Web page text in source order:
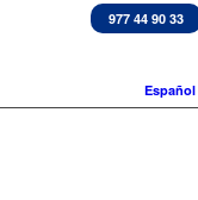
977 44 90 33
Español